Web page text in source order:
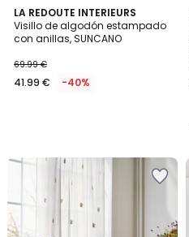
LA REDOUTE INTERIEURS
Visillo de algodón estampado
con anillas, SUNCANO
69.99 €
41.99 € -40%